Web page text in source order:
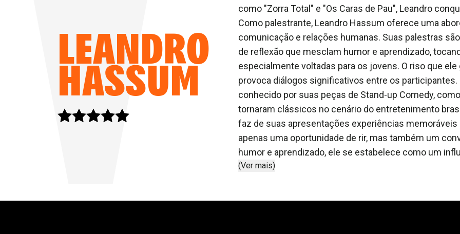
LEANDRO
HASSUM
como "Zorra Total" e "Os Caras de Pau", Leandro
Como palestrante, Leandro Hassum oferece uma
comunicação e relações humanas. Suas palestras
de reflexão que mesclam humor e aprendizado,
especialmente voltadas para os jovens. O riso que
provoca diálogos significativos entre os
conhecido por suas peças de Stand-up Comedy,
tornaram clássicos no cenário do entretenimento
faz de suas apresentações experiências
apenas uma oportunidade de rir, mas também um
humor e aprendizado, ele se estabelece como um
uma marca indelével em todos que têm o privilégio de
(Ver mais)